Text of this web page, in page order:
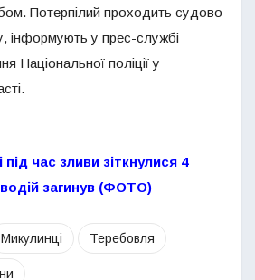
Потерпілий проходить судово-
інформують у прес-службі
Національної поліції у
час зливи зіткнулися 4
загинув (ФОТО)
Микулинці Теребовля